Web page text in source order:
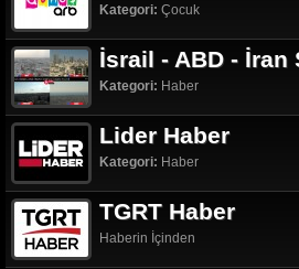
Kategori: Çocuk
İsrail - ABD - İran
Kategori: Haber
Lider Haber
Kategori: Haber
TGRT Haber
Haberin İçinden